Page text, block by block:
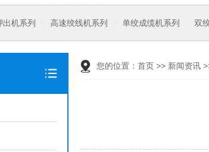
出机系列 高速绞线机系列 单绞成缆机系列 双
您的位置： 首页 >> 新闻资讯